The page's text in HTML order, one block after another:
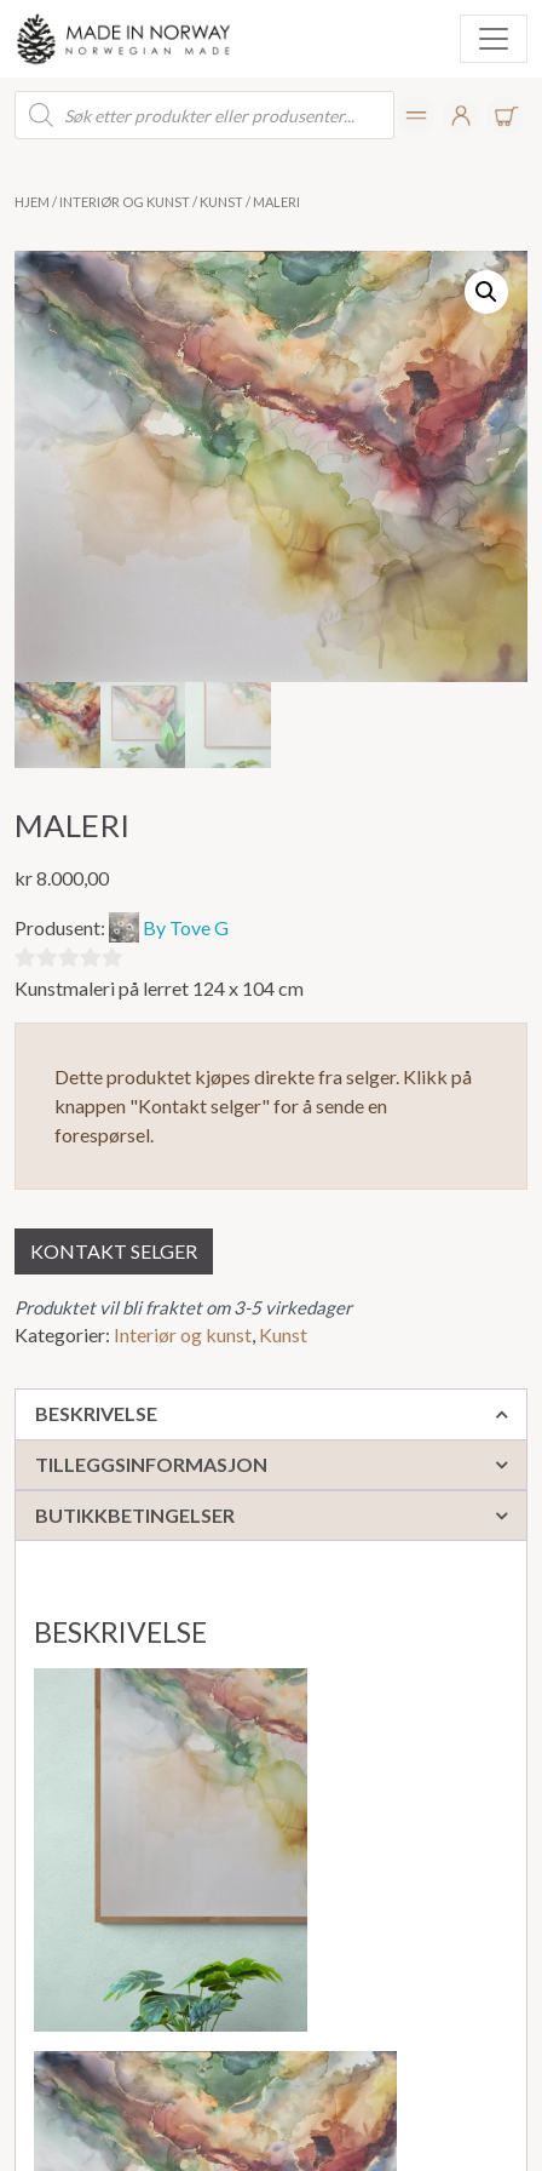
Products
search
HJEM / INTERIØR OG KUNST/ KUNST/ MALERI
MALERI
kr8.000,00
Produsent: By Tove G
0
Kunstmaleri på lerret 124 x 104 cm
Dette produktet kjøpes direkte fra selger. Klikk på
knappen "Kontakt selger" for å sende en
forespørsel.
KONTAKT SELGER
Produktet vil bli fraktet om 3-5 virkedager
Kategorier: Interiør og kunst Kunst
BESKRIVELSE
TILLEGGSINFORMASJON
BUTIKKBETINGELSER
BESKRIVELSE